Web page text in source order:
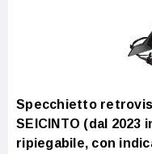
Specchietto
SEICINTO (dal
ripiegabile, con